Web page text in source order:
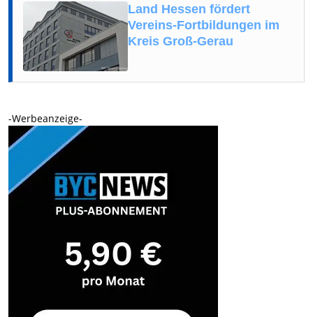
Land Hessen fördert
Vereins-Fortbildungen im
Kreis Groß-Gerau
-Werbeanzeige-